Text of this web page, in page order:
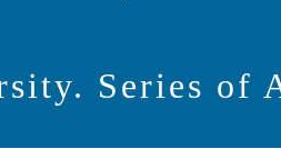
Series of